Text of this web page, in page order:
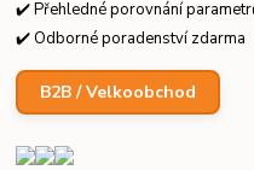
✔️ Přehledné porovnání
✔️ Odborné poradenství zdarma
B2B / Velkoobchod